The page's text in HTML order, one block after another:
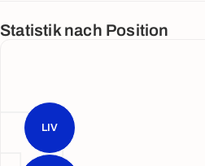
Statistik nach Position
LIV